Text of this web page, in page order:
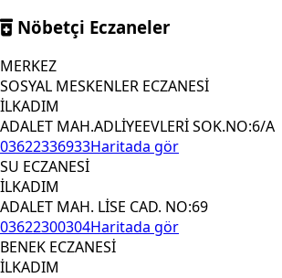
Nöbetçi Eczaneler
MERKEZ
SOSYAL MESKENLER ECZANESİ
İLKADIM
ADALET MAH.ADLİYEEVLERİ SOK.NO:6/A
03622336933Haritada gör
SU ECZANESİ
İLKADIM
ADALET MAH. LİSE CAD. NO:69
03622300304Haritada gör
BENEK ECZANESİ
İLKADIM